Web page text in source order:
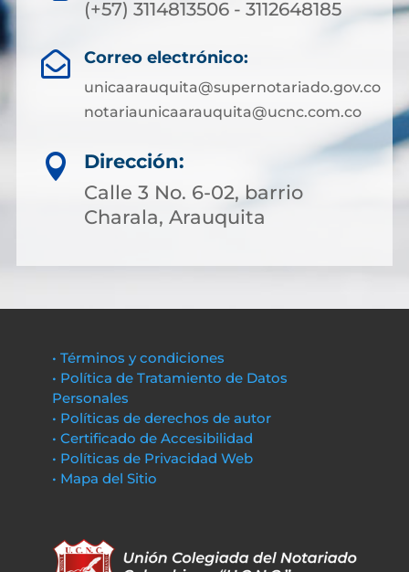
(+57) 3114813506 - 3112648185
 Correo electrónico:
unicaarauquita@supernotariado.gov.co
notariaunicaarauquita@ucnc.com.co

Dirección:
Calle 3 No. 6-02, barrio
Charala, Arauquita
• Términos y condiciones
• Política de Tratamiento de Datos
Personales
• Políticas de derechos de autor
• Certificado de Accesibilidad
• Políticas de Privacidad Web
• Mapa del Sitio